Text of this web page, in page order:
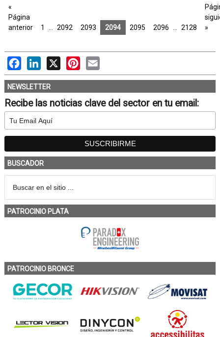
«
Página
anterior
1 2092 2093 2094 2095 2096 2128
»
FacebookLinkedIn
X PinterestEmail
NEWSLETTER
Recibe las noticias clave del sector en tu email:
BUSCADOR
PATROCINIO PLATA
PATROCINIO BRONCE